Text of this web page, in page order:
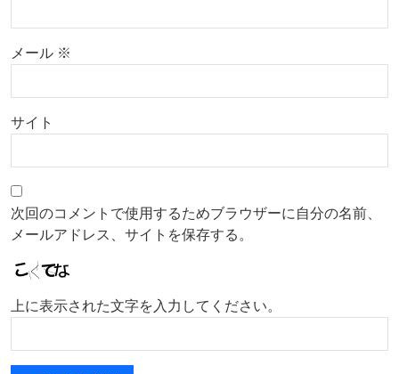
メール ※
サイト
次回のコメントで使用するためブラウザーに自分の名前、
メールアドレス、サイトを保存する。
上に表示された文字を入力してください。